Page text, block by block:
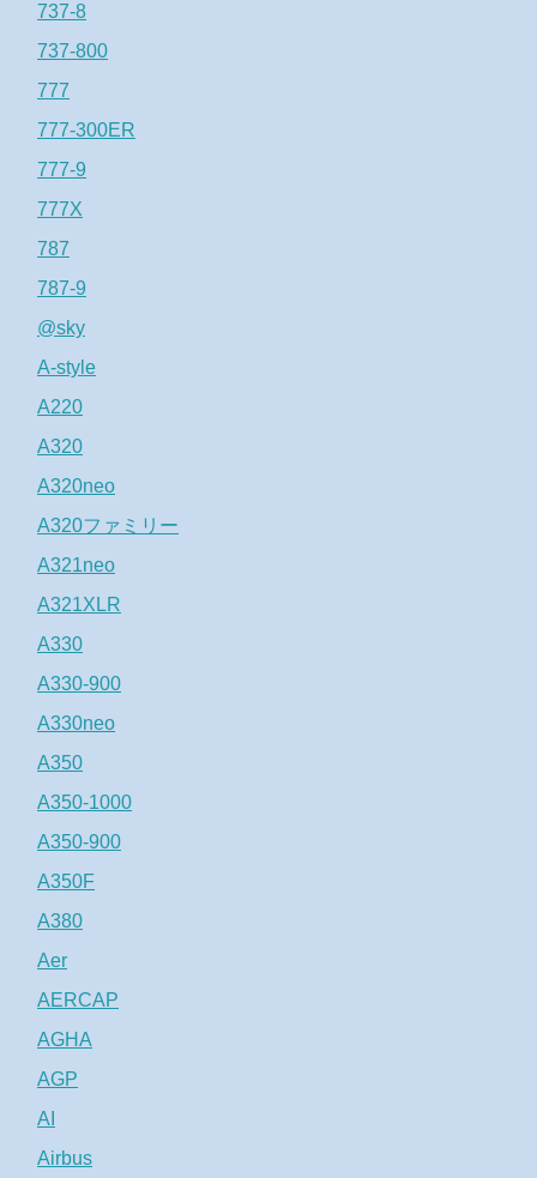
737-8
737-800
777
777-300ER
777-9
777X
787
787-9
@sky
A-style
A220
A320
A320neo
A320ファミリー
A321neo
A321XLR
A330
A330-900
A330neo
A350
A350-1000
A350-900
A350F
A380
Aer
AERCAP
AGHA
AGP
AI
Airbus